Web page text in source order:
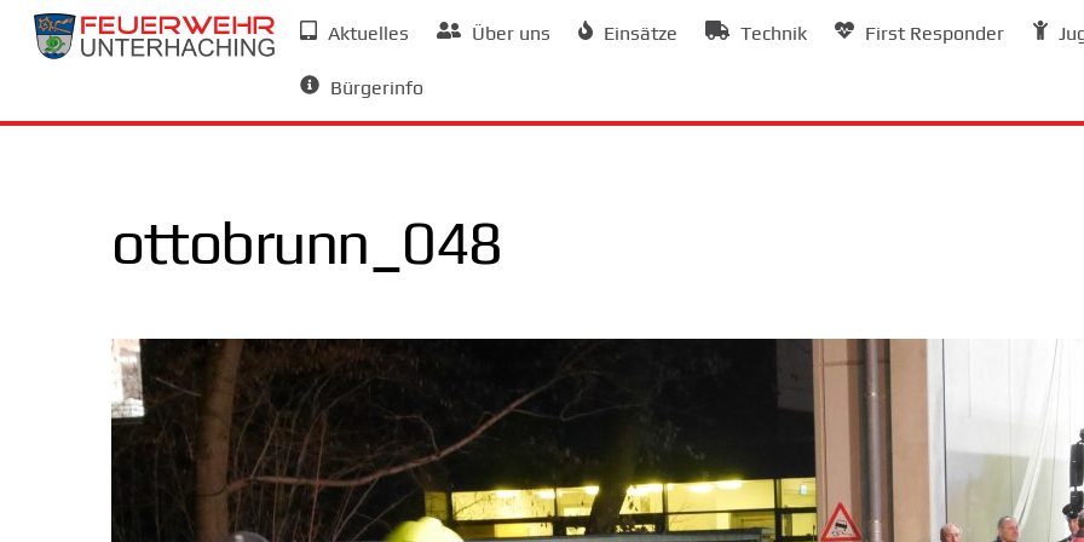
Skip
Aktuelles Über uns Einsätze Technik First Responder
Bürgerinfo
ottobrunn_048